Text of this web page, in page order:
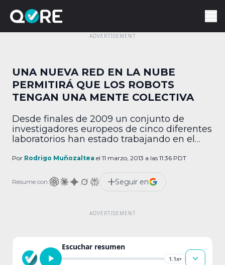
UNA NUEVA RED EN LA NUBE
PERMITIRÁ QUE LOS ROBOTS
TENGAN UNA MENTE COLECTIVA
Desde finales de 2009 un conjunto de
investigadores europeos de cinco diferentes
laboratorios han estado trabajando en el
mundial para robots”. En ella, los datos son
autómata pueda acceder a información
subida por otros robots. Gracias a Rapyuta
Por Rodrigo Muñozaltea el 11 marzo, 2013 a las 11:36 PDT
Resume con: Seguir en
Escuchar resumen
1.1x▾